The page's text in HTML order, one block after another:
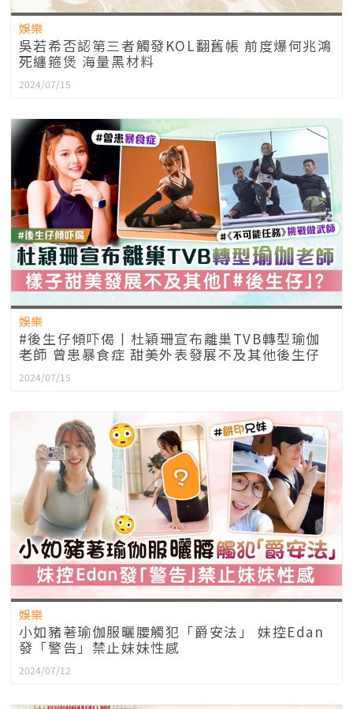
娛樂
吳若希否認第三者觸發KOL翻舊帳 前度爆何兆鴻
死纏箍煲 海量黑材料
2024/07/15
娛樂
#後生仔傾吓偈丨杜穎珊宣布離巢TVB轉型瑜伽
老師 曾患暴食症 甜美外表發展不及其他後生仔
2024/07/15
娛樂
小如豬著瑜伽服曬腰觸犯「爵安法」 妹控Edan
發「警告」禁止妹妹性感
2024/07/12